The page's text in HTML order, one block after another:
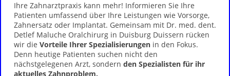
Ihre Zahnarztpraxis kann mehr! Informieren Sie Ihre
Patienten umfassend über Ihre Leistungen wie Vorsorge,
Zahnersatz oder Implantat. Gemeinsam mit Dr. med. dent.
Detlef Maluche Oralchirurg in Duisburg Duissern rücken
wir die Vorteile Ihrer Spezialisierungen in den Fokus.
Denn heutige Patienten suchen nicht den
nächstgelegenen Arzt, sondern den Spezialisten für ihr
aktuelles Zahnproblem.